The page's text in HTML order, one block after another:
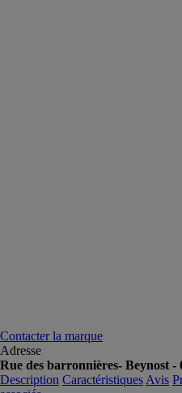
Contacter la marque
Adresse
Rue des barronnières- Beynost
Description Caractéristiques Avis